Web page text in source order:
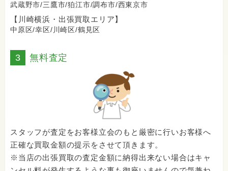
武蔵野市/三鷹市/狛江市/調布市/西東京市
【川崎横浜・出張買取エリア】
中原区/幸区/川崎区/鶴見区
3 無料査定
スタッフが査定をお客様立会のもと厳密に行いお客様へ
正確な買取金額の提示をさせて頂きます。
※当店の出張買取の査定金額に納得出来ない場合はキャ